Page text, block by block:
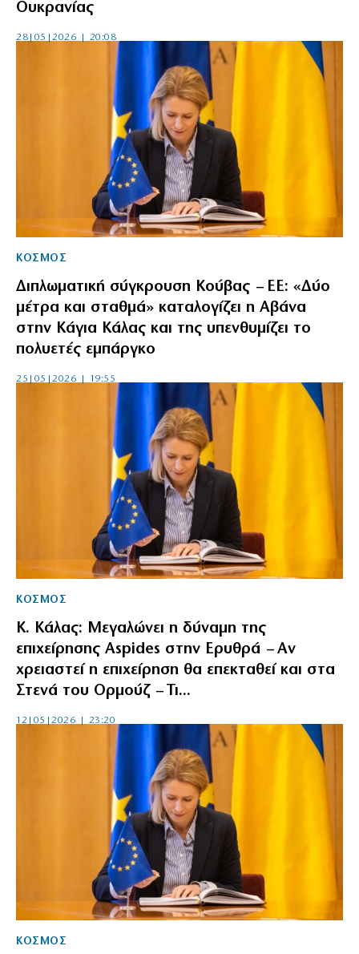
Ουκρανίας
28|05|2026 | 20:08
ΚΟΣΜΟΣ
Διπλωματική σύγκρουση Κούβας – ΕΕ: «Δύο
μέτρα και σταθμά» καταλογίζει η Αβάνα
στην Κάγια Κάλας και της υπενθυμίζει το
πολυετές εμπάργκο
25|05|2026 | 19:55
ΚΟΣΜΟΣ
Κ. Κάλας: Μεγαλώνει η δύναμη της
επιχείρησης Aspides στην Ερυθρά – Αν
χρειαστεί η επιχείρηση θα επεκταθεί και στα
Στενά του Ορμούζ – Τι...
12|05|2026 | 23:20
ΚΟΣΜΟΣ